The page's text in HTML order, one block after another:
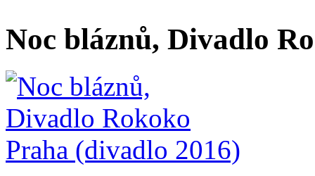
Noc bláznů, Divadlo